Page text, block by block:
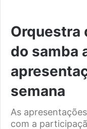
Orquestra
do samba
semana
As
com a